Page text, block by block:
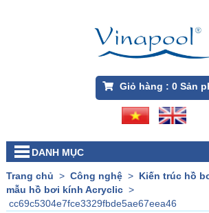
Giỏ hàng : 0Sản
DANH MỤC
Trang chủ > Công nghệ> Kiến trúc hồ
mẫu hồ bơi kính Acryclic>
cc69c5304e7fce3329fbde5ae67eea46